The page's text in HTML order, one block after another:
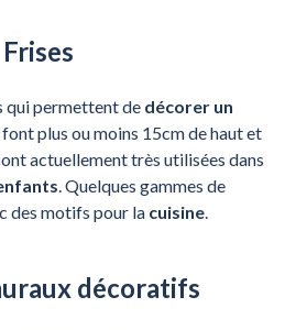
Frises
qui permettent de décorer un
plus ou moins 15cm de haut et
actuellement très utilisées dans
. Quelques gammes de
des motifs pour la cuisine.
décoratifs